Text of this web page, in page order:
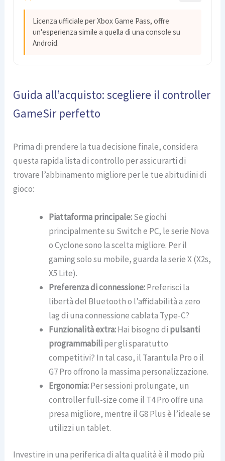
Licenza ufficiale per Xbox Game Pass, offre
un'esperienza simile a quella di una console su
Android.
Guida all’acquisto: scegliere il controller
GameSir perfetto
Prima di prendere la tua decisione finale, considera
questa rapida lista di controllo per assicurarti di
trovare l’abbinamento migliore per le tue abitudini di
gioco:
Piattaforma principale:Se giochi
principalmente su Switch e PC, le serie Nova
o Cyclone sono la scelta migliore. Per il
gaming solo su mobile, guarda la serie X (X2s,
X5 Lite).
Preferenza di connessione:Preferisci la
libertà del Bluetooth o l’affidabilità a zero
lag di una connessione cablata Type-C?
Funzionalità extra:Hai bisogno di pulsanti
programmabiliper gli sparatutto
competitivi? In tal caso, il Tarantula Pro o il
G7 Pro offrono la massima personalizzazione.
Ergonomia:Per sessioni prolungate, un
controller full-size come il T4 Pro offre una
presa migliore, mentre il G8 Plus è l’ideale se
utilizzi un tablet.
Investire in una periferica di alta qualità è il modo più